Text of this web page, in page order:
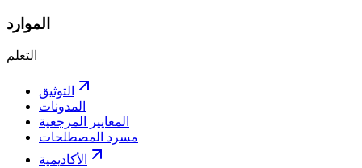
الموارد
التعلم
التوثيق
المدونات
المعايير المرجعية
مسرد المصطلحات
الأكاديمية